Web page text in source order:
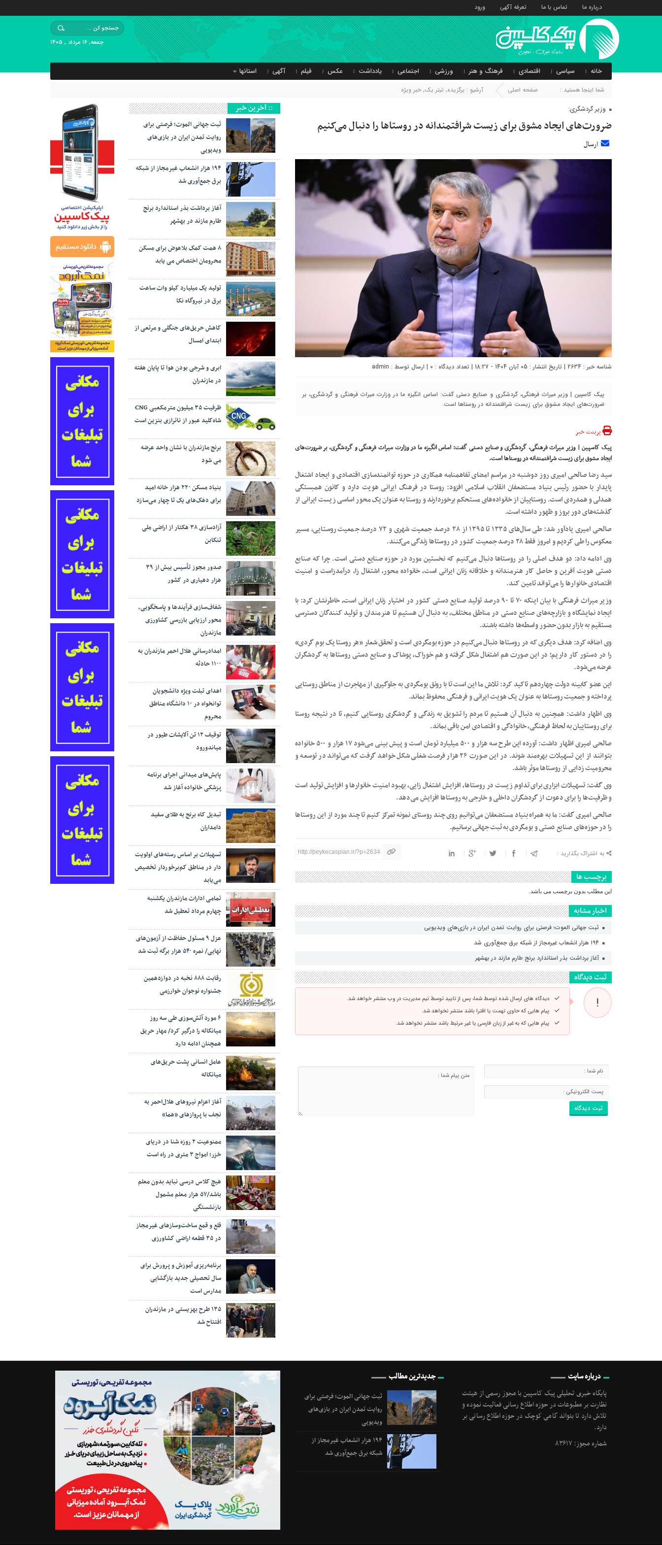
درباره ما تماس با ما تعرفه آگهی ورود
جمعه, ۱۶ مرداد , ۱۴۰۵
خانه سیاسی اقتصادی فرهنگ و هنر ورزشی اجتماعی یادداشت عکس فیلم آگهی استانها
شما اینجا هستید : صفحه اصلی آرشیو : برگزیده, تیتر یک, خبر ویژه
وزیر گردشگری:
ضرورت‌های ایجاد مشوق برای زیست شرافتمندانه در روستاها را دنبال می‌کنیم
ارسال
شناسه خبر : 2634 | تاریخ انتشار : 05 آبان 1404 - 18:27 | تعداد دیدگاه : 0 | ارسال توسط : admin
پیک کاسپین | وزیر میراث فرهنگی، گردشگری و صنایع دستی گفت: اساس انگیزه ما در وزارت میراث فرهنگی و گردشگری، بر
ضرورت‌های ایجاد مشوق برای زیست شرافتمندانه در روستاها است.
پرینت خبر
پیک کاسپین | وزیر میراث فرهنگی، گردشگری و صنایع دستی گفت: اساس انگیزه ما در وزارت میراث فرهنگی و گردشگری، بر ضرورت‌های
ایجاد مشوق برای زیست شرافتمندانه در روستاها است.
سید رضا صالحی امیری روز دوشنبه در مراسم امضای تفاهمنامه همکاری در حوزه توانمندسازی اقتصادی و ایجاد اشتغال
پایدار با حضور رئیس بنیاد مستضعفان انقلاب اسلامی افزود: روستا در فرهنگ ایرانی هویت دارد و کانون همبستگی
همدلی و همدردی است. روستاییان از خانواده‌های مستحکم برخوردارند و روستا به عنوان یک محور اساسی زیست ایرانی از
گذشته‌های دور بروز و ظهور داشته است.
صالحی امیری یادآور شد: طی سال‌های ۱۳۳۵ تا ۱۳۹۵ از ۲۸ درصد جمعیت شهری و ۷۲ درصد جمعیت روستایی، مسیر
معکوس را طی کردیم و امروز فقط ۲۸ درصد جمعیت کشور در روستاها زندگی می‌کنند.
وی ادامه داد: دو هدف اصلی را در روستاها دنبال می‌کنیم که نخستین مورد در حوزه صنایع دستی است. چرا که صنایع
دستی هویت آفرین و حاصل کار هنرمندانه و خلاقانه زنان ایرانی است، خانواده محور، اشتغال زا، درآمدزاست و امنیت
اقتصادی خانوارها را می‌تواند تامین کند.
وزیر میراث فرهنگی با بیان اینکه ۷۰ تا ۹۰ درصد تولید صنایع دستی کشور در اختیار زنان ایرانی است، خاطرنشان کرد: با
ایجاد نمایشگاه و بازارچه‌های صنایع دستی در مناطق مختلف، به دنبال آن هستیم تا هنرمندان و تولید کنندگان دسترسی
مستقیم به بازار بدون حضور واسطه‌ها داشته باشند.
وی اضافه کرد: هدف دیگری که در روستاها دنبال می‌کنیم در حوزه بومگردی است و تحقق شعار «هر روستا یک بوم گردی»
را در دستور کار داریم؛ در این صورت هم اشتغال شکل گرفته و هم خوراک، پوشاک و صنایع دستی روستاها به گردشگران
عرضه می‌شود.
این عضو کابینه دولت چهاردهم تاکید کرد: تلاش ما این است تا با رونق بومگردی به جلوگیری از مهاجرت از مناطق روستایی
پرداخته و جمعیت روستاها به عنوان یک هویت ایرانی و فرهنگی محفوظ بماند.
وی اظهار داشت: همچنین به دنبال آن هستیم تا مردم را تشویق به زندگی و گردشگری روستایی کنیم، تا در نتیجه روستا
برای روستاییان به لحاظ فرهنگی، خانوادگی و اقتصادی امن باقی بماند.
صالحی امیری اظهار داشت: آورده این طرح سه هزار و ۵۰۰ میلیارد تومان است و پیش بینی می‌شود ۱۷ هزار و ۵۰۰ خانواده
بتوانند از این تسهیلات بهره‌مند شوند. در این صورت ۲۶ هزار فرصت شغلی شکل خواهد گرفت که می‌تواند در توسعه و
محرومیت زدایی از روستاها موثر باشد.
وی گفت: تسهیلات ابزاری برای تداوم زیست در روستاها، افزایش اشتغال زایی، بهبود امنیت خانوارها و افزایش تولید است
و ظرفیت‌ها را برای دعوت از گردشگران داخلی و خارجی به روستاها افزایش می‌دهد.
صالحی امیری گفت: ما به همراه بنیاد مستضعفان می‌توانیم روی چند روستای نمونه تمرکز کنیم تا چند مورد از این روستاها
را در حوزه‌های صنایع دستی و بومگردی به ثبت جهانی برسانیم.
به اشتراک بگذارید : http://peykecaspian.ir/?p=2634
برچسب ها
این مطلب بدون برچسب می باشد.
اخبار مشابه
ثبت جهانی الموت؛ فرصتی برای روایت تمدن ایران در بازی‌های ویدیویی
۱۹۴ هزار انشعاب غیرمجاز از شبکه برق جمع‌آوری شد
آغاز برداشت بذر استاندارد برنج طارم مازند در بهشهر
ثبت دیدگاه
دیدگاه های ارسال شده توسط شما، پس از تایید توسط تیم مدیریت در وب منتشر خواهد شد.
پیام هایی که حاوی تهمت یا افترا باشد منتشر نخواهد شد.
پیام هایی که به غیر از زبان فارسی یا غیر مرتبط باشد منتشر نخواهد شد.
:: آخرین خبر
ثبت جهانی الموت؛ فرصتی برای
روایت تمدن ایران در بازی‌های
ویدیویی
۱۹۴ هزار انشعاب غیرمجاز از شبکه
برق جمع‌آوری شد
آغاز برداشت بذر استاندارد برنج
طارم مازند در بهشهر
۸ همت کمک بلاعوض برای مسکن
محرومان اختصاص می یابد
تولید یک میلیارد کیلو وات ساعت
برق در نیروگاه نکا
کاهش حریق‌های جنگلی و مرتعی از
ابتدای امسال
ابری و شرجی بودن هوا تا پایان هفته
در مازندران
ظرفیت ۳۵ میلیون مترمکعبی CNG
شاه‌کلید عبور از ناترازی بنزین است
برنج مازندران با نشان واحد عرضه
می شود
بنیاد مسکن ۲۲۰ هزار خانه امید
برای دهک‌های یک تا چهار می‌سازد
آزادسازی ۳۸ هکتار از اراضی ملی
تنکابن
صدور مجوز تأسیس بیش از ۳۹
هزار دهیاری در کشور
شفاف‌سازی فرآیند‌ها و پاسخگویی،
محور ارزیابی بازرسی کشاورزی
مازندران
امدادرسانی هلال احمر مازندران به
۱۱۰۰ حادثه
اهدای تبلت ویژه دانشجویان
توانخواه در ۱۰ دانشگاه مناطق
محروم
توقیف ۱۲ تن آلایشات طیور در
میاندورود
پایش‌های میدانی اجرای برنامه
پزشکی خانواده آغاز شد
تبدیل کاه برنج به طلای سفید
دامداران
تسهیلات بر اساس رسته‌های اولویت
دار در مناطق کم‌برخوردار تخصیص
می‌یابد
تمامی ادارات مازندران یکشنبه
چهارم مرداد تعطیل شد
عزل ۹ مسئول حفاظت از آزمون‌های
نهایی/ نمره ۵۴۰ هزار برگه ثبت شد
رقابت ۸۸۸ نخبه در دوازدهمین
جشنواره نوجوان خوارزمی
۶ مورد آتش‌سوزی طی سه روز
میانکاله را درگیر کرد/ مهار حریق
همچنان ادامه دارد
عامل انسانی پشت حریق‌های
میانکاله
آغاز اعزام نیروهای هلال‌احمر به
نجف با پروازهای «هما»
ممنوعیت ۲ روزه شنا در دریای
خزر؛ امواج ۳ متری در راه است
هیچ کلاس درسی نباید بدون معلم
باشد/۵۷ هزار معلم مشمول
بازنشستگی
قلع و قمع ساخت‌وسازهای غیرمجاز
در ۳۵ قطعه اراضی کشاورزی
برنامه‌ریزی آموزش و پرورش برای
سال تحصیلی جدید بازگشایی
مدارس است
۱۳۵ طرح بهزیستی در مازندران
افتتاح شد
درباره سایت
پایگاه خبری تحلیلی پیک کاسپین با مجوز رسمی از هیئت
نظارت بر مطبوعات در حوزه اطلاع رسانی فعالیت نموده و
تلاش دارد تا بتواند گامی کوچک در حوزه اطلاع رسانی بر
دارد.
شماره مجوز: ۸۳۶۱۷
جدیدترین مطالب
ثبت جهانی الموت؛ فرصتی برای
روایت تمدن ایران در بازی‌های
ویدیویی
۱۹۴ هزار انشعاب غیرمجاز از
شبکه برق جمع‌آوری شد